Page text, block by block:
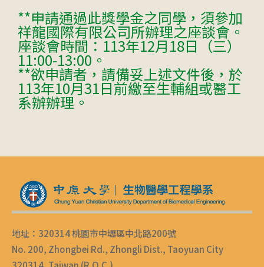
**申請通過此獎學金之同學，須參加
祥龍國際有限公司所辦理之座談會。
座談會時間：113年12月18日（三）
11:00-13:00。
**欲申請者，請備妥上述文件後，於
113年10月31日前繳至生輔組或醫工
系辦辦理。
地址：320314 桃園市中壢區中北路200號
No. 200, Zhongbei Rd., Zhongli Dist., Taoyuan City